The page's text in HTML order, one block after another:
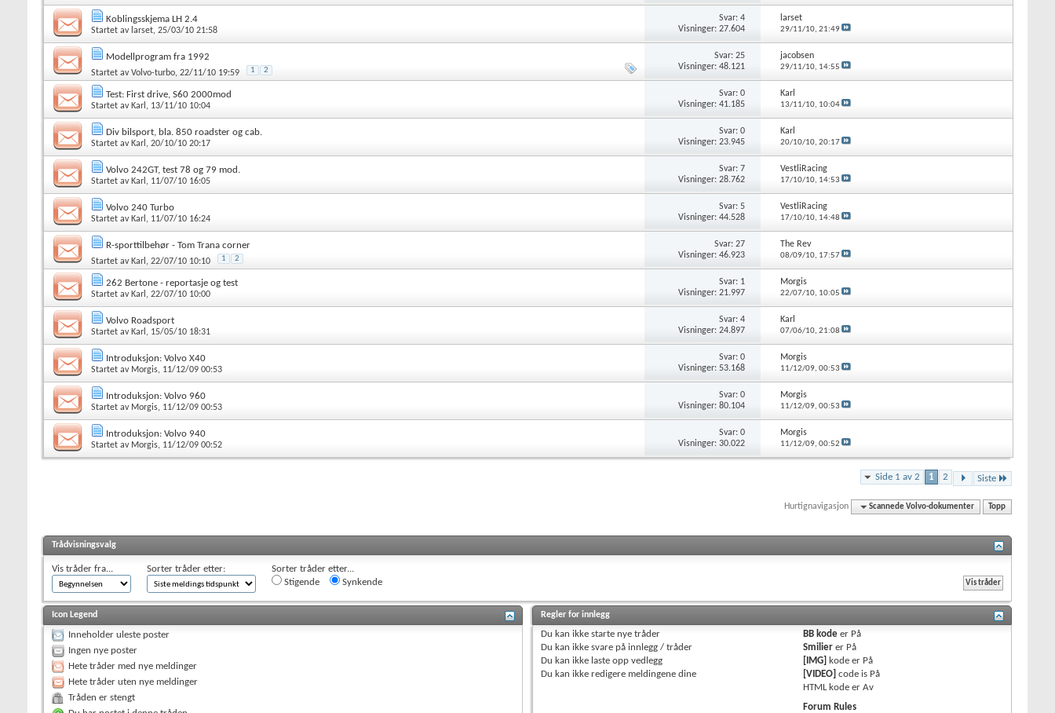
Koblingsskjema LH 2.4
Startet av larset, 25/03/10 21:58
Svar: 4
Visninger: 27.604
larset
29/11/10, 21:49
Modellprogram fra 1992
Startet avVolvo-turbo, 22/11/10 19:59 1 2
Svar: 25
Visninger: 48.121
jacobsen
29/11/10, 14:55
Test: First drive, S60 2000mod
Startet av Karl , 13/11/10 10:04
Svar: 0
Visninger: 41.185
Karl
13/11/10, 10:04
Div bilsport, bla. 850 roadster og cab.
Startet av Karl , 20/10/10 20:17
Svar: 0
Visninger: 23.945
Karl
20/10/10, 20:17
Volvo 242GT, test 78 og 79 mod.
Startet av Karl , 11/07/10 16:05
Svar: 7
Visninger: 28.762
VestliRacing
17/10/10, 14:53
Volvo 240 Turbo
Startet av Karl , 11/07/10 16:24
Svar: 5
Visninger: 44.528
VestliRacing
17/10/10, 14:48
R-sporttilbehør - Tom Trana corner
Startet av Karl , 22/07/10 10:10 1 2
Svar: 27
Visninger: 46.923
The Rev
08/09/10, 17:57
262 Bertone - reportasje og test
Startet av Karl , 22/07/10 10:00
Svar: 1
Visninger: 21.997
Morgis
22/07/10, 10:05
Volvo Roadsport
Startet av Karl , 15/05/10 18:31
Svar: 4
Visninger: 24.897
Karl
07/06/10, 21:08
Introduksjon: Volvo X40
Startet av Morgis, 11/12/09 00:53
Svar: 0
Visninger: 53.168
Morgis
11/12/09, 00:53
Introduksjon: Volvo 960
Startet av Morgis, 11/12/09 00:53
Svar: 0
Visninger: 80.104
Morgis
11/12/09, 00:53
Introduksjon: Volvo 940
Startet av Morgis, 11/12/09 00:52
Svar: 0
Visninger: 30.022
Morgis
11/12/09, 00:52
Side 1 av 2 1 2 Siste
Hurtignavigasjon Scannede Volvo-dokumenter Topp
Trådvisningsvalg
Vis tråder fra... Sorter tråder etter:
Sorter tråder etter...
Stigende
Synkende
Icon Legend
Inneholder uleste poster
Ingen nye poster
Hete tråder med nye meldinger
Hete tråder uten nye meldinger
Tråden er stengt
Regler for innlegg
Du kan ikke starte nye tråder
Du kan ikke svare på innlegg / tråder
Du kan ikke laste opp vedlegg
Du kan ikke redigere meldingene dine
BB kode er På
Smilier er På
[IMG] kode er På
[VIDEO] code is På
HTML kode erAv
Forum Rules